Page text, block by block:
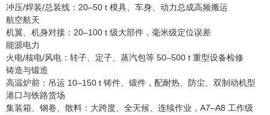
冲压/焊装/总装线：20–50 t 模具、车身、动力总成高频搬运
航空航天
机翼、机身对接：20–100 t 级大部件，毫米级定位误差
能源电力
火电/核电/风电：转子、定子、蒸汽包等 50–500 t 重型设备检修
铸造与锻造
高温炉前：吊运 10–150 t 铸件、锻件，配耐热、防尘、双制动机型
港口与铁路货场
集装箱、钢卷、散料：大跨度、全天候、连续作业，A7–A8 工作级